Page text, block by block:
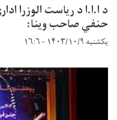
د ا.ا.ا د ریاست الوزرا
حنفي صاحب وینا:
یکشنبه ۱۴۰۳/۱۰/۹ - ۱۶:۶